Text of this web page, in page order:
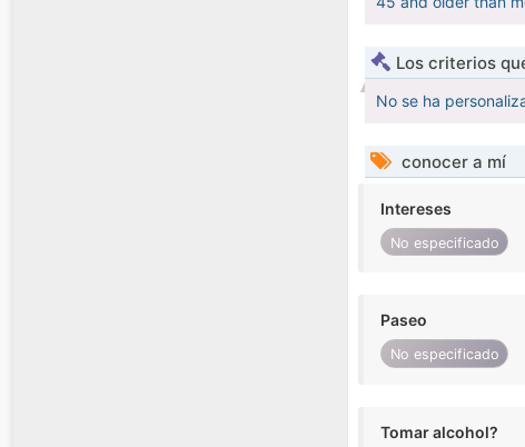
Los criterios
No se ha
conocer a mí
Intereses
No especificado
Paseo
No especificado
Tomar alcohol?